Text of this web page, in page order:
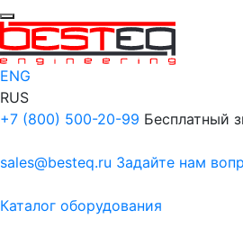
ENG
RUS
+7 (800) 500-20-99 Бесплатный
sales@besteq.ru Задайте нам
Каталог оборудования